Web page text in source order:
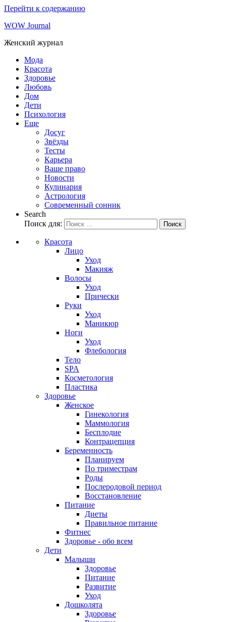
Перейти к содержанию
WOW Journal
Женский журнал
Мода
Красота
Здоровье
Любовь
Дом
Дети
Психология
Еще
Досуг
Звёзды
Тесты
Карьера
Ваше право
Новости
Кулинария
Астрология
Современный сонник
Search
Поиск для:
Поиск
Красота
Лицо
Уход
Макияж
Волосы
Уход
Прически
Руки
Уход
Маникюр
Ноги
Уход
Флебология
Тело
SPA
Косметология
Пластика
Здоровье
Женское
Гинекология
Маммология
Бесплодие
Контрацепция
Беременность
Планируем
По триместрам
Роды
Послеродовой период
Восстановление
Питание
Диеты
Правильное питание
Фитнес
Здоровье - обо всем
Дети
Малыши
Здоровье
Питание
Развитие
Уход
Дошколята
Здоровье